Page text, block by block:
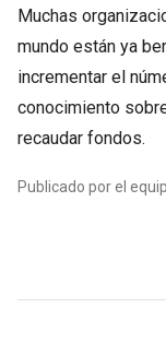
Muchas
mundo están ya
incrementar el
conocimiento
recaudar fondos.
Publicado por el